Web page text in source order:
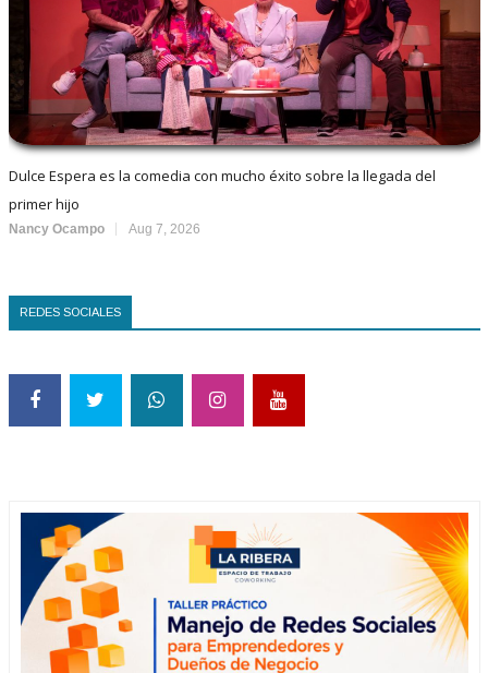
Dulce Espera es la comedia con mucho éxito sobre la llegada del
primer hijo
Nancy Ocampo Aug 7, 2026
REDES SOCIALES